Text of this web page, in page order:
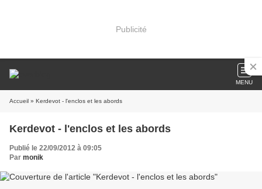
Publicité
MENU
Accueil » Kerdevot - l'enclos et les abords
Kerdevot - l'enclos et les abords
Publié le 22/09/2012 à 09:05
Par monik